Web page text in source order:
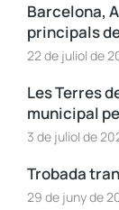
Barcelona,
principals
22 de juliol de
Les Terres
municipal
3 de juliol de
Trobada
29 de juny de